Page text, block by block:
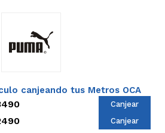
canjeando tus Metros OCA
Canjear
Canjear